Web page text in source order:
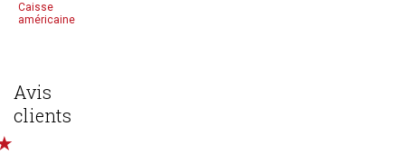
Caisse
américaine
Avis
clients